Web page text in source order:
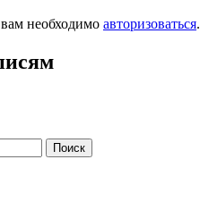
необходимо авторизоваться.